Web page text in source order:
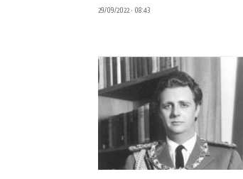
29/09/2022 • 08:43